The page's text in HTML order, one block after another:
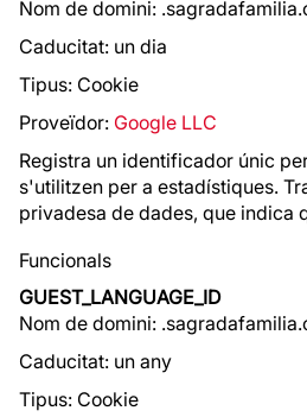
Nom de domini:
Caducitat: un dia
Tipus: Cookie
Proveïdor: Google LLC
Registra un identificador únic
s'utilitzen per a estadístiques.
privadesa de dades, que indica
Funcionals
GUEST_LANGUAGE_ID
Nom de domini:
Caducitat: un any
Tipus: Cookie